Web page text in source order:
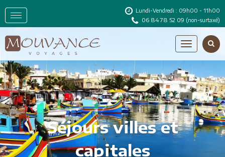
Lundi-Vendredi : 09h00 - 11h00
06 84 78 52 09 (non-surtaxé)
Séjours villes et
capitales